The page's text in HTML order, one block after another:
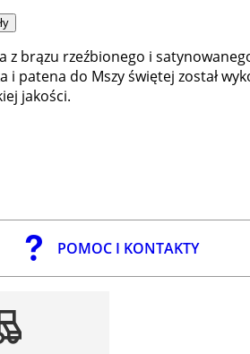
z brązu rzeźbionego i
i patena do Mszy świętej został
jakości.
POMOC I KONTAKTY